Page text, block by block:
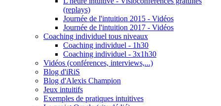
(replays)
Journée de l'intuition 2015 - Vidéos
Journée de l'intuition 2017 - Vidéos
Coaching individuel tous niveaux
Coaching individuel - 1h30
Coaching individuel - 3x1h30
Vidéos (conférences, interviews,...)
Blog d'iRiS
Blog d'Alexis Champion
Jeux intuitifs
Exemples de pratiques intuitives